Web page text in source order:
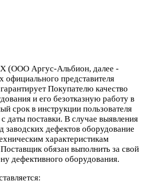
(ООО Аргус-Альбион, далее -
официального представителя
Покупателю качество
и его безотказную работу в
срок в инструкции пользователя
даты поставки. В случае выявления
заводских дефектов оборудование
характеристикам
обязан выполнить за свой
дефективного оборудования.